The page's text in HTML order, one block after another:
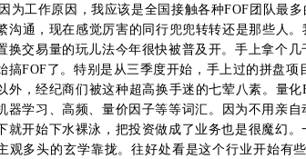
因为工作原因，我应该是全国接触各种FOF团队最
沟通，现在感觉厉害的同行兜兜转转还是那些人。
换交易量的玩儿法今年很快被普及开。手上拿个几
搞FOF了。特别是从三季度开始，手上过的拼盘项
外，经纪商们被这种超高换手迷的七荤八素。 量化
器学习、高频、量价因子等等词汇。
因为不用亲
就开始下水裸泳，把投资做成了业务也是很魔幻。
观多头的玄学靠拢。往好处看是这个行业开始有